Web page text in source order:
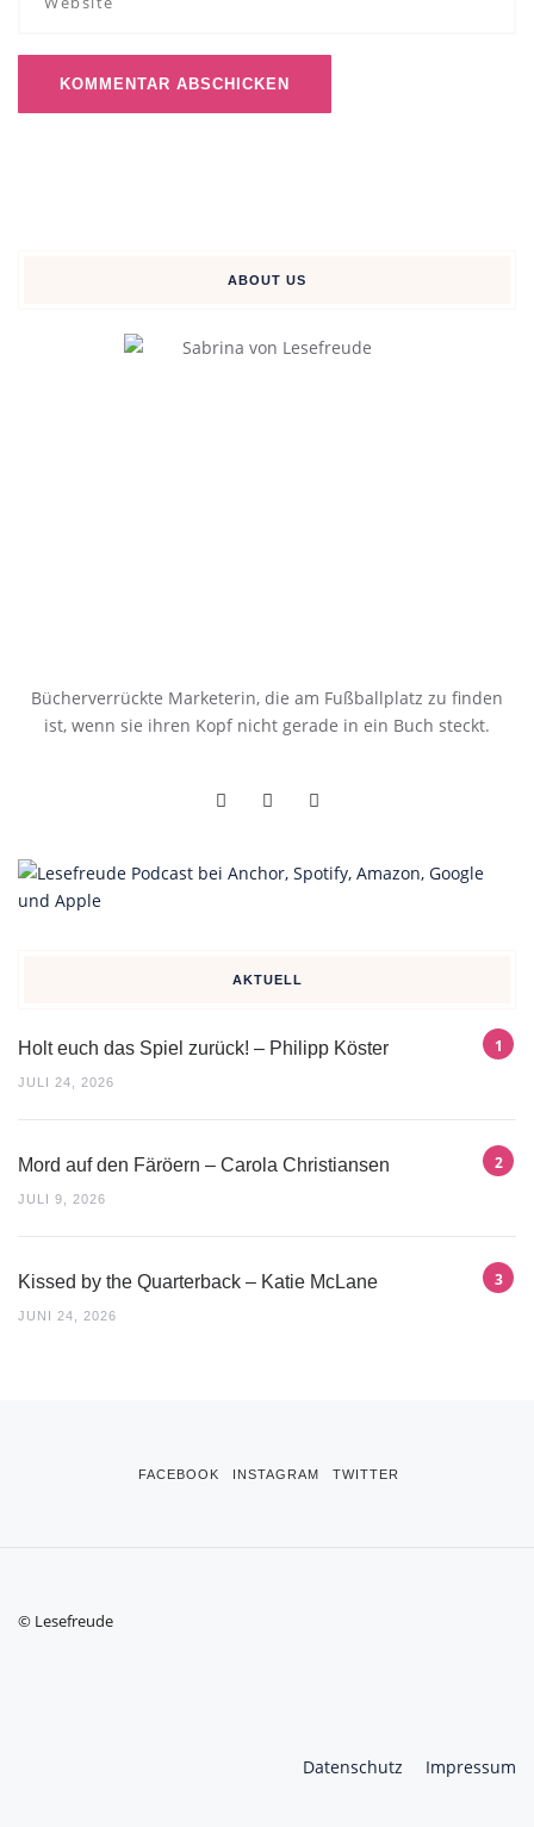
ABOUT US
Bücherverrückte Marketerin, die am Fußballplatz zu finden
ist, wenn sie ihren Kopf nicht gerade in ein Buch steckt.
AKTUELL
Holt euch das Spiel zurück! – Philipp Köster
JULI 24, 2026
Mord auf den Färöern – Carola Christiansen
JULI 9, 2026
Kissed by the Quarterback – Katie McLane
JUNI 24, 2026
FACEBOOK INSTAGRAM TWITTER
© Lesefreude
Datenschutz Impressum